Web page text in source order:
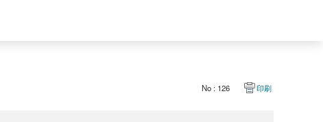
No : 126 印刷